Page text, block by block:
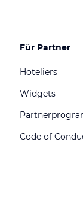
Für Partner
Hoteliers
Widgets
Code of